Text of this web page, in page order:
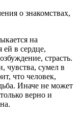
о знакомствах,
на
ей в сердце,
страсть.
чувства, сумел в
что человек,
Иначе не может
верно и